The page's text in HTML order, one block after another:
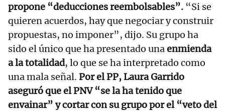
propone “deducciones reembolsables”. “Si se
quieren acuerdos, hay que negociar y construir
propuestas, no imponer”, dijo. Su grupo ha
sido el único que ha presentado unaenmienda
a la totalidad, lo que se ha interpretado como
una mala señal. Por el PP, Laura Garrido
aseguró que el PNV “se la ha tenido que
envainar” y cortar con su grupo por el “veto del